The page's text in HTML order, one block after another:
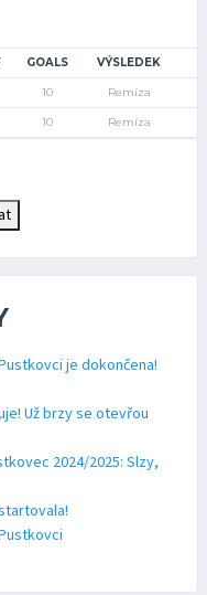
GOALS VÝSLEDEK
10 Remíza
10 Remíza
je dokončena!
Už brzy se otevřou
2024/2025: Slzy,